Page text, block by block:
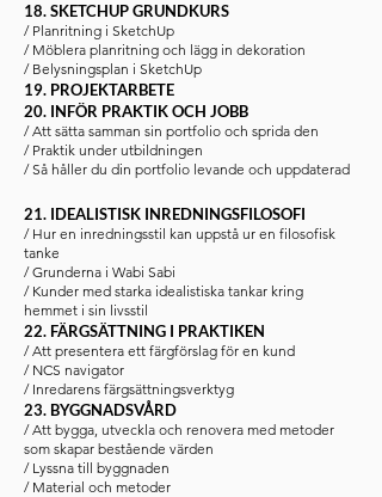
18. SKETCHUP GRUNDKURS
/ Planritning i SketchUp
/ Möblera planritning och lägg in dekoration
/ Belysningsplan i SketchUp
19. PROJEKTARBETE
20. INFÖR PRAKTIK OCH JOBB
/ Att sätta samman sin portfolio och sprida den
/ Praktik under utbildningen
/ Så håller du din portfolio levande och uppdaterad
21. IDEALISTISK INREDNINGSFILOSOFI
/ Hur en inredningsstil kan uppstå ur en filosofisk
tanke
/ Grunderna i Wabi Sabi
/ Kunder med starka idealistiska tankar kring
hemmet i sin livsstil
22. FÄRGSÄTTNING I PRAKTIKEN
/ Att presentera ett färgförslag för en kund
/ NCS navigator
/ Inredarens färgsättningsverktyg
23. BYGGNADSVÅRD
/ Att bygga, utveckla och renovera med metoder
som skapar bestående värden
/ Lyssna till byggnaden
/ Material och metoder